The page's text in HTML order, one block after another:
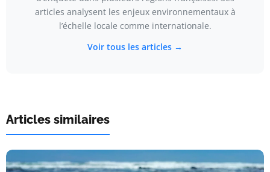
articles analysent les enjeux environnementaux à
l’échelle locale comme internationale.
Voir tous les articles →
Articles similaires